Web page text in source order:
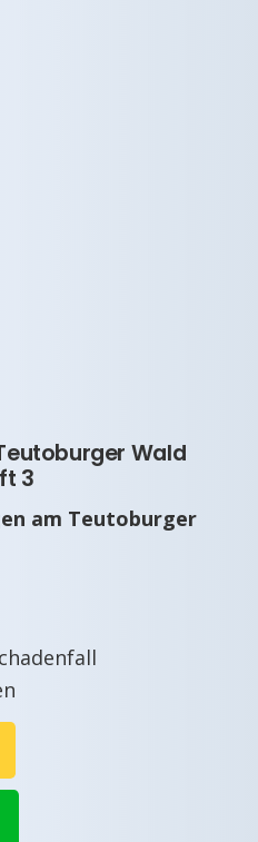
Wald
3
am Teutoburger